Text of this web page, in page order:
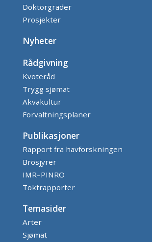
Doktorgrader
Prosjekter
Nyheter
Rådgivning
Kvoteråd
Trygg sjømat
Akvakultur
Forvaltningsplaner
Publikasjoner
Rapport fra havforskningen
Brosjyrer
IMR–PINRO
Toktrapporter
Temasider
Arter
Sjømat